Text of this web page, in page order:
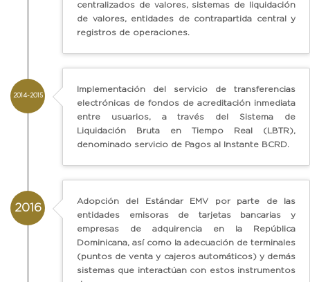
centralizados de valores, sistemas de liquidación
de valores, entidades de contrapartida central y
registros de operaciones.
2014-2015
Implementación del servicio de transferencias
electrónicas de fondos de acreditación inmediata
entre usuarios, a través del Sistema de
Liquidación Bruta en Tiempo Real (LBTR),
denominado servicio de Pagos al Instante BCRD.
2016
Adopción del Estándar EMV por parte de las
entidades emisoras de tarjetas bancarias y
empresas de adquirencia en la República
Dominicana, así como la adecuación de terminales
(puntos de venta y cajeros automáticos) y demás
sistemas que interactúan con estos instrumentos